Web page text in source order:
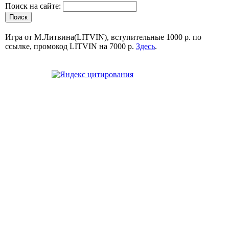
Поиск на сайте:
Игра от М.Литвина(LITVIN), вступительные 1000 р. по
ссылке, промокод LITVIN на 7000 р. Здесь.